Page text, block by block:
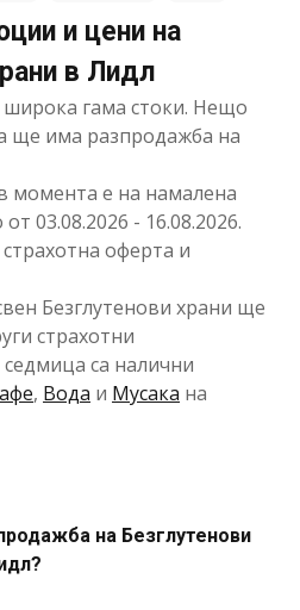
и цени на
в Лидл
гама стоки. Нещо
ще има разпродажба на
момента е на намалена
03.08.2026 - 16.08.2026.
оферта и
Безглутенови храни ще
страхотни
са налични
, Вода и Мусака на
на Безглутенови